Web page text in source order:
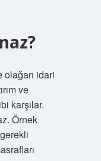
olağan idari
ve
karşılar.
Örnek